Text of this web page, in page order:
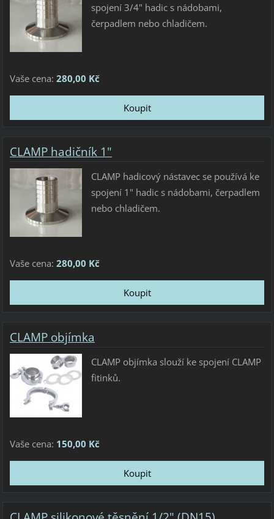
spojení 3/4" hadic s nádobami,
čerpadlem nebo chladičem.
Vaše cena: 280,00 Kč
CLAMP hadičník 1"
CLAMP hadicový nástavec se používá ke
spojení 1" hadic s nádobami, čerpadlem
nebo chladičem.
Vaše cena: 280,00 Kč
CLAMP objímka
CLAMP objímka slouží ke spojení CLAMP
fitinků.
Vaše cena: 150,00 Kč